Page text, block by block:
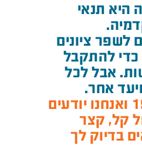
היא תנאי
לשפר ציונים
כדי להתקבל
אבל לכל
אחר.
קל, קצר
בדיוק לך